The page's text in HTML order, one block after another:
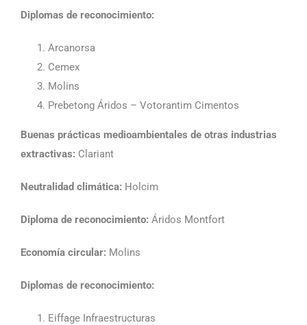
Diplomas de reconocimiento:
Arcanorsa
Cemex
Molins
Prebetong Áridos – Votorantim Cimentos
Buenas prácticas medioambientales de otras industrias
extractivas: Clariant
Neutralidad climática: Holcim
Diploma de reconocimiento: Áridos Montfort
Economía circular: Molins
Diplomas de reconocimiento:
Eiffage Infraestructuras